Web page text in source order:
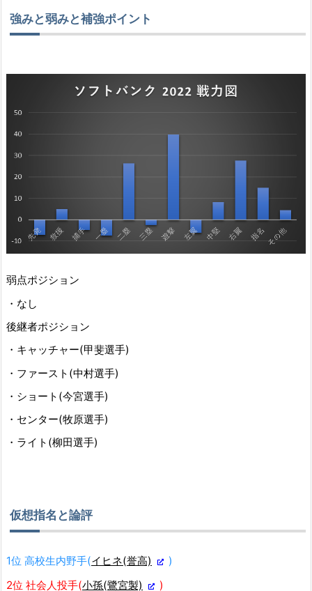
強みと弱みと補強ポイント
弱点ポジション
・なし
後継者ポジション
・キャッチャー(甲斐選手)
・ファースト(中村選手)
・ショート(今宮選手)
・センター(牧原選手)
・ライト(柳田選手)
仮想指名と論評
1位 高校生内野手(イヒネ(誉高)
)
2位 社会人投手(小孫(鷺宮製) )